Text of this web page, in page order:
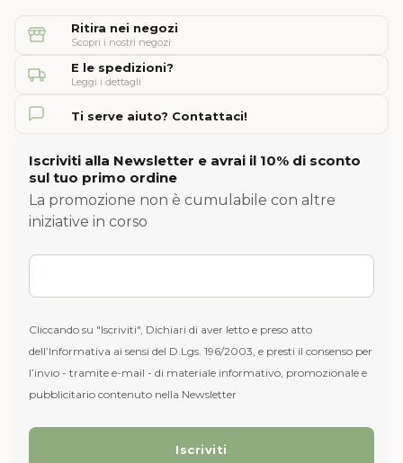
Ritira nei negozi
Scopri i nostri negozi
E le spedizioni?
Leggi i dettagli
Ti serve aiuto? Contattaci!
Iscriviti alla Newsletter e avrai il 10% di sconto
sul tuo primo ordine
La promozione non è cumulabile con altre
iniziative in corso
Cliccando su "Iscriviti", Dichiari di aver letto e preso atto
dell’Informativa ai sensi del D.Lgs. 196/2003, e presti il consenso per
l’invio - tramite e-mail - di materiale informativo, promozionale e
pubblicitario contenuto nella Newsletter